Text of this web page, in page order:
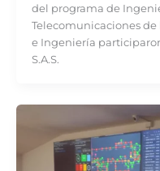
del programa de
Telecomunicaciones de
e Ingeniería
S.A.S.